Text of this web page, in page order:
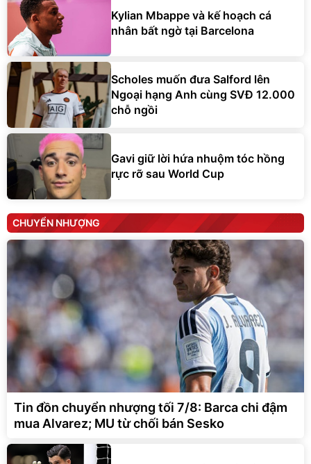
Kylian Mbappe và kế hoạch cá
nhân bất ngờ tại Barcelona
Scholes muốn đưa Salford lên
Ngoại hạng Anh cùng SVĐ 12.000
chỗ ngồi
Gavi giữ lời hứa nhuộm tóc hồng
rực rỡ sau World Cup
CHUYỂN NHƯỢNG
Tin đồn chuyển nhượng tối 7/8: Barca chi đậm
mua Alvarez; MU từ chối bán Sesko